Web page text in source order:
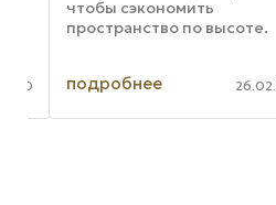
чтобы сэкономить
пространство по высоте.
такой конструкции и
подробнее